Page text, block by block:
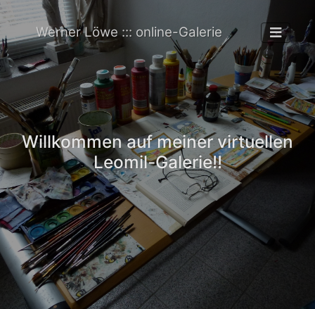
Werner Löwe ::: online-Galerie
Willkommen auf meiner virtuellen
Leomil-Galerie!!